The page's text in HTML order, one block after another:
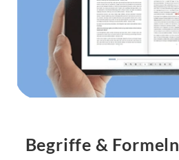
Begriffe & Formeln